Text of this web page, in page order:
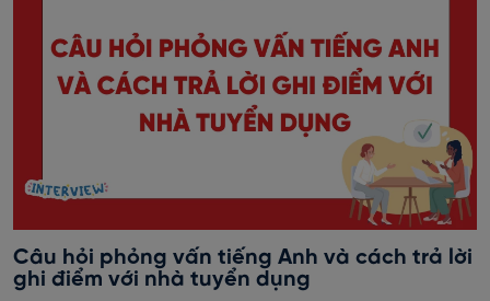
Câu hỏi phỏng vấn tiếng Anh và cách trả lời
ghi điểm với nhà tuyển dụng